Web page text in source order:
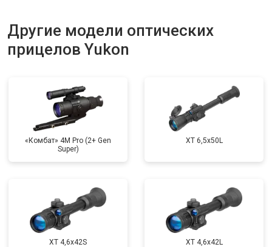
Другие модели оптических
прицелов Yukon
«Комбат» 4M Pro (2+ Gen
Super)
XT 6,5x50L
XT 4,6x42S XT 4,6x42L